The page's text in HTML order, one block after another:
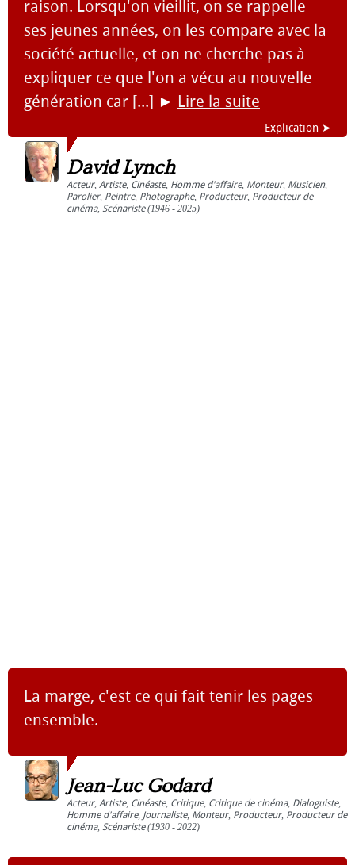
raison. Lorsqu'on vieillit, on se rappelle
ses jeunes années, on les compare avec la
société actuelle, et on ne cherche pas à
expliquer ce que l'on a vécu au nouvelle
génération car [...] ► Lire la suite
Explication ➤
David Lynch
Acteur, Artiste, Cinéaste, Homme d'affaire, Monteur, Musicien,
Parolier, Peintre, Photographe, Producteur, Producteur de
cinéma, Scénariste(1946 - 2025)
La marge, c'est ce qui fait tenir les pages
ensemble.
Jean-Luc Godard
Acteur, Artiste, Cinéaste, Critique, Critique de cinéma, Dialoguiste,
Homme d'affaire, Journaliste, Monteur, Producteur, Producteur de
cinéma, Scénariste(1930 - 2022)